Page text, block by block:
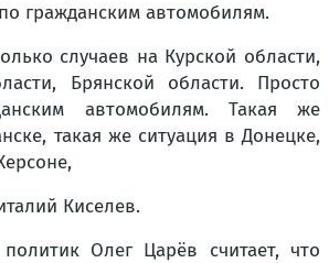
гражданским автомобилям.
случаев на Курской области,
Брянской области. Просто
автомобилям. Такая же
такая же ситуация в Донецке,
Киселев.
Олег Царёв считает, что